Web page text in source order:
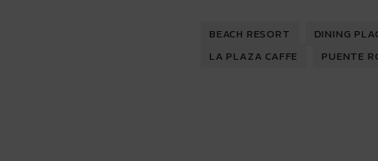
BEACH RESORT DINING
LA PLAZA CAFFE
PUENTE